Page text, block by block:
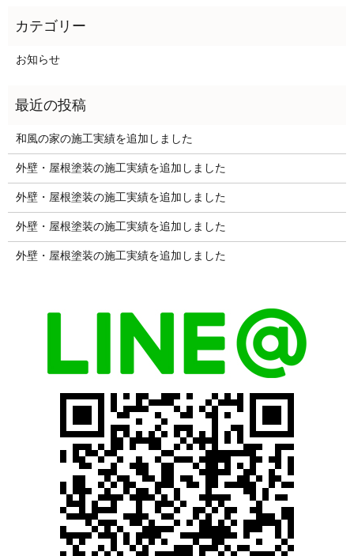
お知らせ
和風の家の施工実績を追加しました
外壁・屋根塗装の施工実績を追加しました
外壁・屋根塗装の施工実績を追加しました
外壁・屋根塗装の施工実績を追加しました
外壁・屋根塗装の施工実績を追加しました